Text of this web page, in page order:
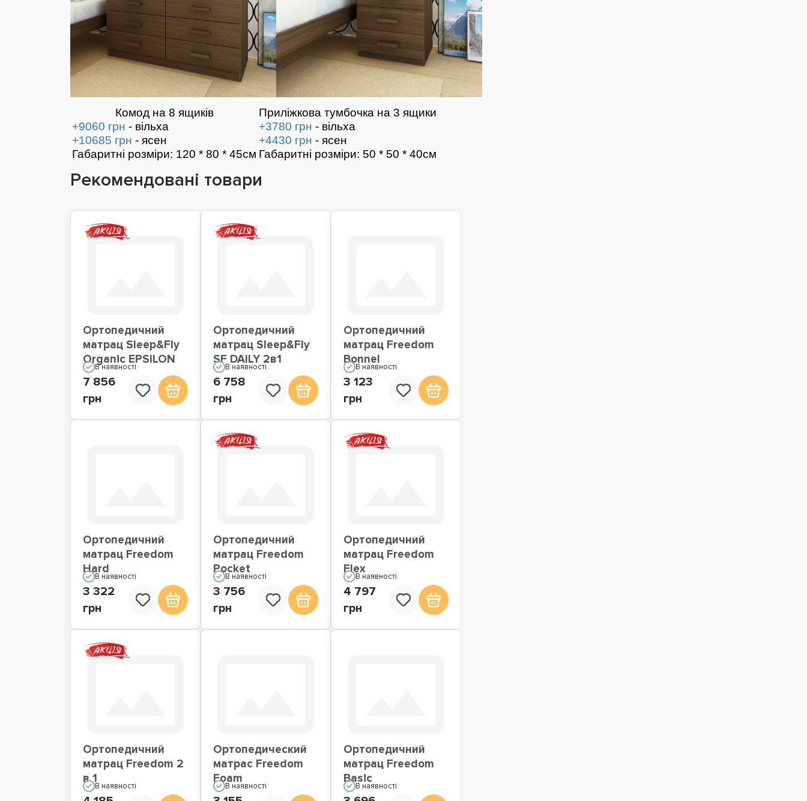
Комод на 8 ящиків
Приліжкова тумбочка на 3 ящики
+9060 грн - вільха +3780 грн - вільха
+10685 грн - ясен +4430 грн - ясен
Габаритні розміри: 120 * 80 * 45см Габаритні розміри: 50 * 50 * 40см
Рекомендовані товари
Ортопедичний
матрац Sleep&Fly
Organic EPSILON
В наявності
7 856
грн
Ортопедичний
матрац Sleep&Fly
SF DAILY 2в1
В наявності
6 758
грн
Ортопедичний
матрац Freedom
Bonnel
В наявності
3 123
грн
Ортопедичний
матрац Freedom
Hard
В наявності
3 322
грн
Ортопедичний
матрац Freedom
Pocket
В наявності
3 756
грн
Ортопедичний
матрац Freedom
Flex
В наявності
4 797
грн
Ортопедичний
матрац Freedom 2
в 1
В наявності
Ортопедический
матрас Freedom
Foam
В наявності
Ортопедичний
матрац Freedom
Basic
В наявності